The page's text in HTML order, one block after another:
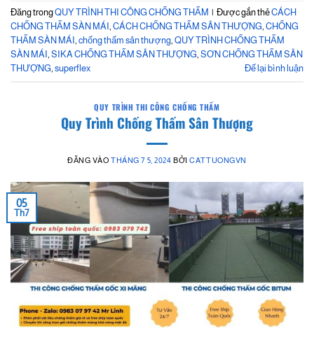
Đăng trongQUY TRÌNH THI CÔNG CHỐNG THẤM | Được gắn thẻCÁCH
CHỐNG THẤM SÀN MÁI
CÁCH CHỐNG THẤM SÂN THƯỢNG CHỐNG
THẤM SÀN MÁI
chống thấm sân thượng QUY TRÌNH CHỐNG THẤM
SÀN MÁI
SIKA CHỐNG THẤM SÂN THƯỢNG SƠN CHỐNG THẤM SÂN
THƯỢNG superflex Để lại bình luận
QUY TRÌNH THI CÔNG CHỐNG THẤM
Quy Trình Chống Thấm Sân Thượng
ĐĂNG VÀOTHÁNG 7 5, 2024 BỞICATTUONGVN
05
Th7